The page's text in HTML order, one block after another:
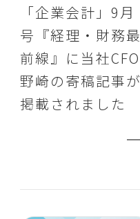
「企業会計」9月
号『経理・財務最
前線』に当社CFO
野崎の寄稿記事が
掲載されました